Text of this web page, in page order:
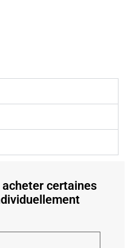
acheter certaines